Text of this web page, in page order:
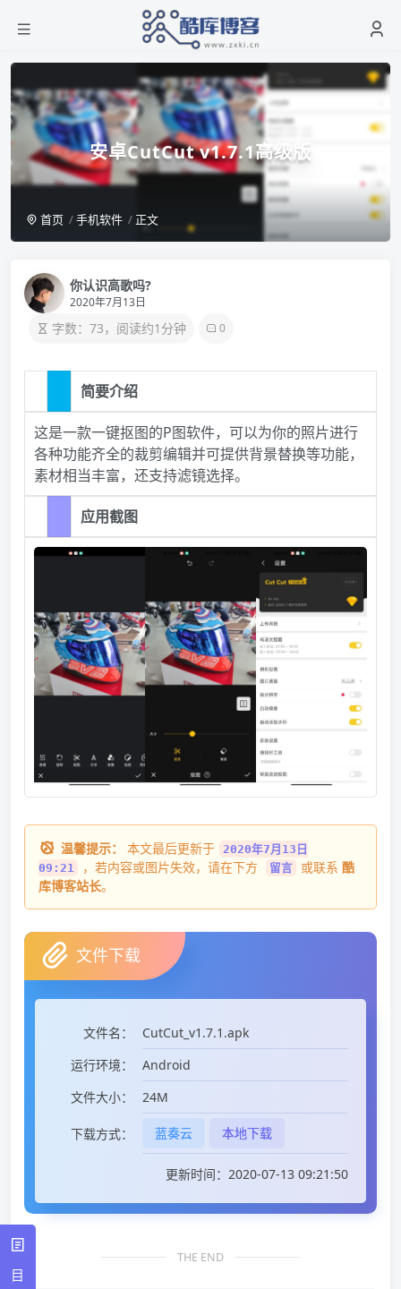
安卓CutCut v1.7.1高级版
首页 手机软件 正文
你认识高歌吗?
2020年7月13日
字数：73，阅读约1分钟 0
简要介绍
这是一款一键抠图的P图软件，可以为你的照片进行
各种功能齐全的裁剪编辑并可提供背景替换等功能，
素材相当丰富，还支持滤镜选择。
应用截图
温馨提示： 本文最后更新于
2020年7月13日
09:21
，若内容或图片失效，请在下方 留言 或联系 酷
库博客站长。
文件下载
文件名：
CutCut_v1.7.1.apk
运行环境：
Android
文件大小：
24M
下载方式： 蓝奏云 本地下载
更新时间：2020-07-13 09:21:50
THE END
目